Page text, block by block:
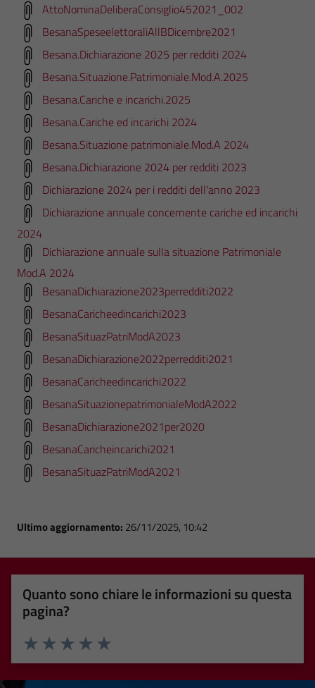
AttoNominaDeliberaConsiglio452021_002
BesanaSpeseelettoraliAllBDicembre2021
Besana.Dichiarazione 2025 per redditi 2024
Besana.Situazione.Patrimoniale.Mod.A.2025
Besana.Cariche e incarichi.2025
Besana.Cariche ed incarichi 2024
Besana.Situazione patrimoniale.Mod.A 2024
Besana.Dichiarazione 2024 per redditi 2023
Dichiarazione 2024 per i redditi dell'anno 2023
Dichiarazione annuale concernente cariche ed incarichi
2024
Dichiarazione annuale sulla situazione Patrimoniale
Mod.A 2024
BesanaDichiarazione2023perredditi2022
BesanaCaricheedincarichi2023
BesanaSituazPatriModA2023
BesanaDichiarazione2022perredditi2021
BesanaCaricheedincarichi2022
BesanaSituazionepatrimonialeModA2022
BesanaDichiarazione2021per2020
BesanaCaricheincarichi2021
BesanaSituazPatriModA2021
Ultimo aggiornamento: 26/11/2025, 10:42
Quanto sono chiare le informazioni su questa
pagina?
Valuta 5 stelle su 5
Valuta 4 stelle su 5
Valuta 3 stelle su 5
Valuta 2 stelle su 5
Valuta 1 stelle su 5